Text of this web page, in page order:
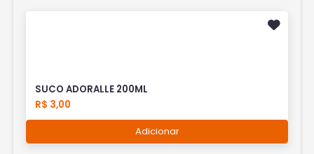
SUCO ADORALLE 200ML
R$ 3,00
Adicionar